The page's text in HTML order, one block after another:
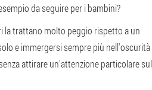
da seguire per i bambini?
la trattano molto peggio rispetto a un
e immergersi sempre più nell'oscurità
attirare un'attenzione particolare sul